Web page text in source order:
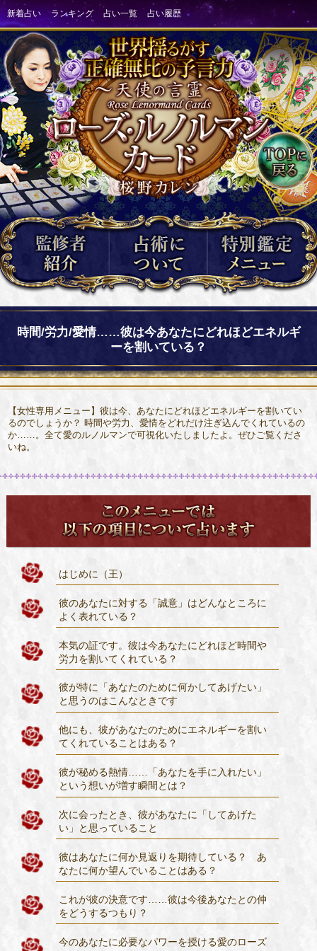
時間/労力/愛情……彼は今あなたにどれほどエネルギ
ーを割いている？
【女性専用メニュー】彼は今、あなたにどれほどエネルギーを割いてい
るのでしょうか？ 時間や労力、愛情をどれだけ注ぎ込んでくれているの
か……。全て愛のルノルマンで可視化いたしましたよ。ぜひご覧くださ
いね。
はじめに（王）
彼のあなたに対する「誠意」はどんなところに
よく表れている？
本気の証です。彼は今あなたにどれほど時間や
労力を割いてくれている？
彼が特に「あなたのために何かしてあげたい」
と思うのはこんなときです
他にも、彼があなたのためにエネルギーを割い
てくれていることはある？
彼が秘める熱情……「あなたを手に入れたい」
という想いが増す瞬間とは？
次に会ったとき、彼があなたに「してあげた
い」と思っていること
彼はあなたに何か見返りを期待している？ あ
なたに何か望んでいることはある？
これが彼の決意です……彼は今後あなたとの仲
をどうするつもり？
今のあなたに必要なパワーを授ける愛のローズ